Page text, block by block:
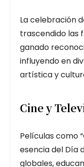
La celebración
trascendido las
ganado
influyendo en
artística y
Cine y
Películas como
esencia del Día
globales,